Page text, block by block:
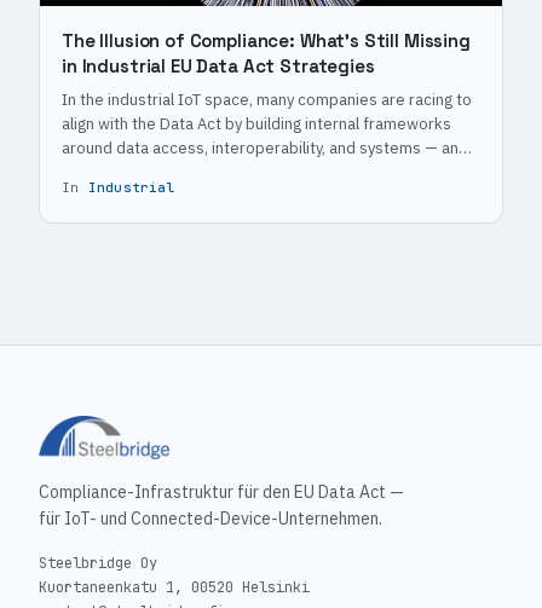
The Illusion of Compliance: What's Still Missing
in Industrial EU Data Act Strategies
In the industrial IoT space, many companies are racing to
align with the Data Act by building internal frameworks
around data access, interoperability, and systems — and
In Industrial
Compliance-Infrastruktur für den EU Data Act —
für IoT- und Connected-Device-Unternehmen.
Steelbridge Oy
Kuortaneenkatu 1, 00520 Helsinki